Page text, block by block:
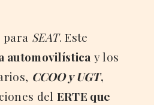
para SEAT. Este
automovilística y los
CCOO y UGT,
del ERTE que